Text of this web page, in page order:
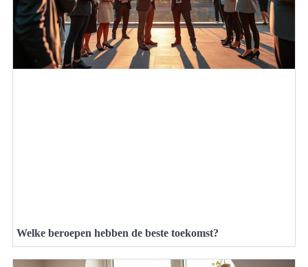
Welke beroepen hebben de beste toekomst?